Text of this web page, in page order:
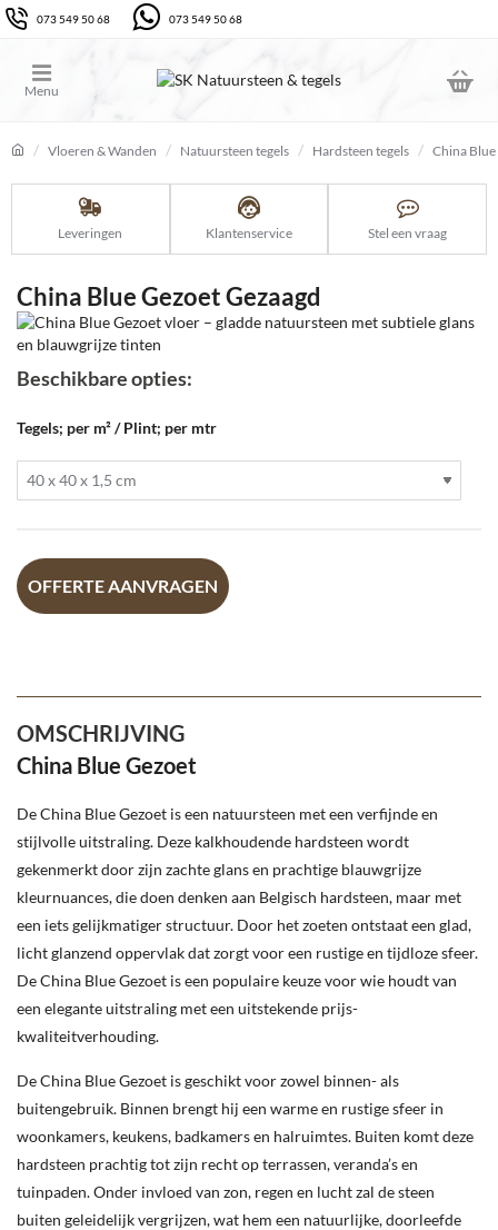
073 549 50 68 073 549 50 68
Vloeren & Wanden Natuursteen tegels Hardsteen tegels China
Leveringen Klantenservice Stel een vraag
China Blue Gezoet Gezaagd
Beschikbare opties:
Tegels; per m² / Plint; per mtr
OFFERTE AANVRAGEN
OMSCHRIJVING
China Blue Gezoet
De China Blue Gezoet is een natuursteen met een verfijnde en
stijlvolle uitstraling. Deze kalkhoudende hardsteen wordt
gekenmerkt door zijn zachte glans en prachtige blauwgrijze
kleurnuances, die doen denken aan Belgisch hardsteen, maar met
een iets gelijkmatiger structuur. Door het zoeten ontstaat een glad,
licht glanzend oppervlak dat zorgt voor een rustige en tijdloze sfeer.
De China Blue Gezoet is een populaire keuze voor wie houdt van
een elegante uitstraling met een uitstekende prijs-
kwaliteitverhouding.
De China Blue Gezoet is geschikt voor zowel binnen- als
buitengebruik. Binnen brengt hij een warme en rustige sfeer in
woonkamers, keukens, badkamers en halruimtes. Buiten komt deze
hardsteen prachtig tot zijn recht op terrassen, veranda’s en
tuinpaden. Onder invloed van zon, regen en lucht zal de steen
buiten geleidelijk vergrijzen, wat hem een natuurlijke, doorleefde